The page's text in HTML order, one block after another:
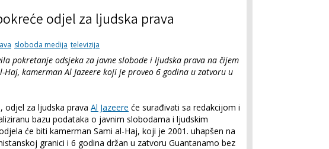
odjel za ljudska prava
sloboda medija televizija
pokretanje odsjeka za javne slobode i ljudska prava na čijem
Haj, kamerman Al Jazeere koji je proveo 6 godina u zatvoru u
odjel za ljudska prava Al Jazeere će surađivati sa redakcijom i
bazu podataka o javnim slobodama i ljudskim
će biti kamerman Sami al-Haj, koji je 2001. uhapšen na
granici i 6 godina držan u zatvoru Guantanamo bez